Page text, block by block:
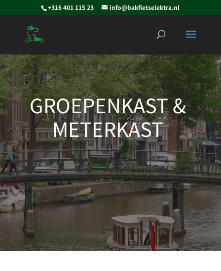
+316 401 115 23 info@bakfietselektra.nl
Videospeler
GROEPENKAST &
METERKAST